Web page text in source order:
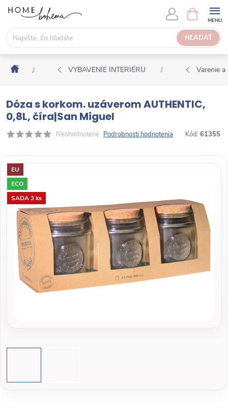
s
HĽADAŤ
Á
K
U
P
N
O
K
Domov
/ VYBAVENIE INTERIÉRU / Varenie
Dóza s korkom. uzáverom AUTHENTIC,
0,8L, číra|San Miguel
Neohodnotené Podrobnosti hodnotenia Kód: 61355
EU
ECO
SADA 3 ks